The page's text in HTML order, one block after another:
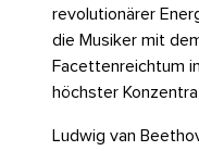
revolutionärer
die Musiker mit
Facettenreichtum
höchster
Ludwig van